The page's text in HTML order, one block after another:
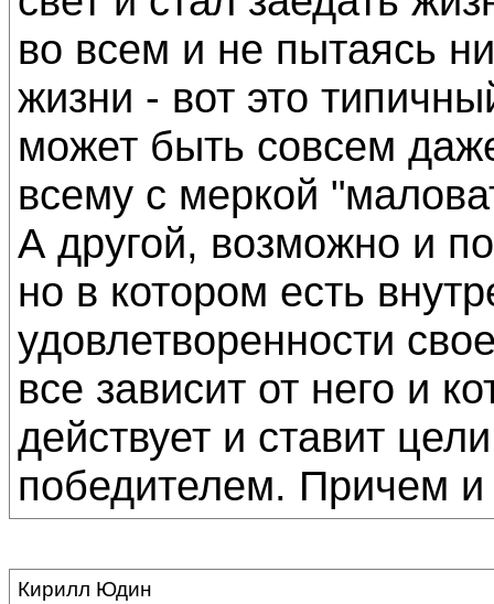
во всем и не пытаясь
жизни - вот это
может быть совсем
всему с меркой
А другой, возможно и
но в котором есть
удовлетворенности
все зависит от него и
действует и ставит
победителем. Причем
Кирилл Юдин